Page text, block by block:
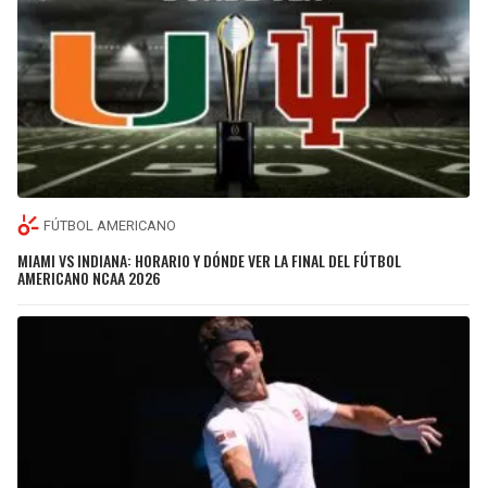
FÚTBOL AMERICANO
MIAMI VS INDIANA: HORARIO Y DÓNDE VER LA FINAL DEL FÚTBOL
AMERICANO NCAA 2026